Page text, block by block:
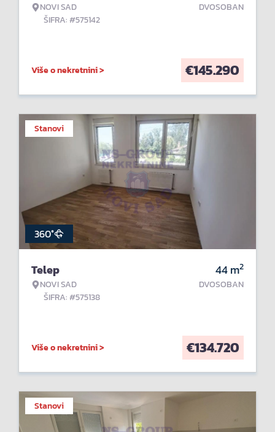
NOVI SAD
ŠIFRA: #575142
DVOSOBAN
Više o nekretnini > €145.290
Stanovi
360°
Telep
NOVI SAD
ŠIFRA: #575138
44m2
DVOSOBAN
Više o nekretnini > €134.720
Stanovi